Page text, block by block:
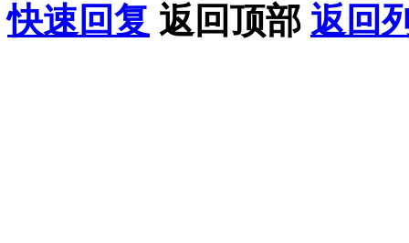
快速回复 返回顶部 返回